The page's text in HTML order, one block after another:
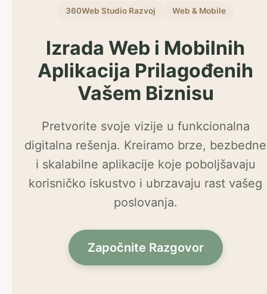
360Web Studio Razvoj Web & Mobile
Izrada Web i Mobilnih
Aplikacija Prilagođenih
Vašem Biznisu
Pretvorite svoje vizije u funkcionalna
digitalna rešenja. Kreiramo brze, bezbedne
i skalabilne aplikacije koje poboljšavaju
korisničko iskustvo i ubrzavaju rast vašeg
poslovanja.
Započnite Razgovor